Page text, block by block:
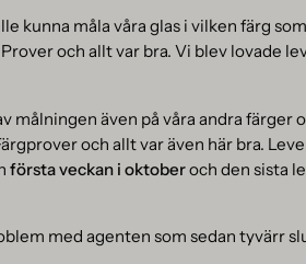
kunna måla våra glas i vilken färg
och allt var bra. Vi blev lovade
även på våra andra färger
och allt var även här bra.
första veckan i oktoberoch den sista
med agenten som sedan tyvärr